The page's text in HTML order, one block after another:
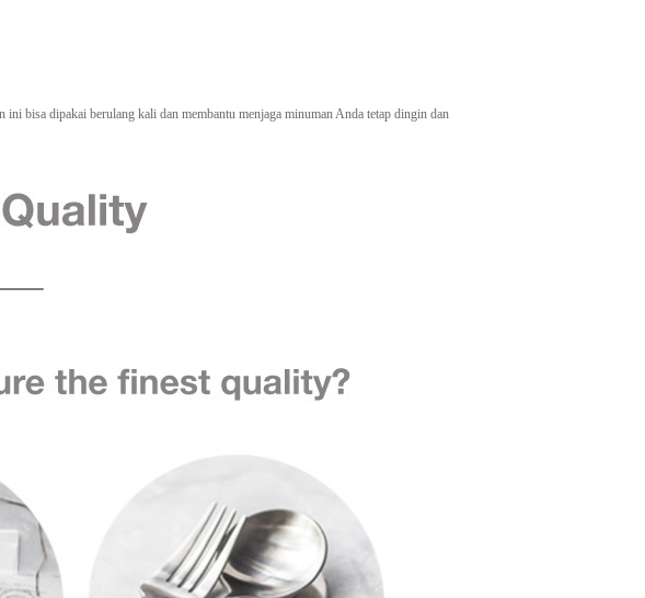
bisa dipakai berulang kali dan membantu menjaga minuman Anda tetap dingin dan